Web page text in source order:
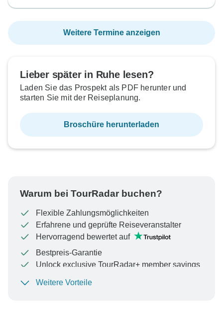
Weitere Termine anzeigen
Lieber später in Ruhe lesen?
Laden Sie das Prospekt als PDF herunter und
starten Sie mit der Reiseplanung.
Broschüre herunterladen
Warum bei TourRadar buchen?
Flexible Zahlungsmöglichkeiten
Erfahrene und geprüfte Reiseveranstalter
Hervorragend bewertet auf
Bestpreis-Garantie
Unlock exclusive TourRadar+ member savings
Um Ihre Zahlung zu schützen und sicherzustellen,
Weitere Vorteile